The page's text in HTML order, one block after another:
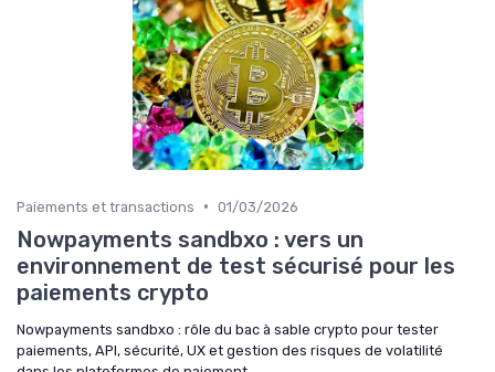
Paiements et transactions • 01/03/2026
Nowpayments sandbxo : vers un
environnement de test sécurisé pour les
paiements crypto
Nowpayments sandbxo : rôle du bac à sable crypto pour tester
paiements, API, sécurité, UX et gestion des risques de volatilité